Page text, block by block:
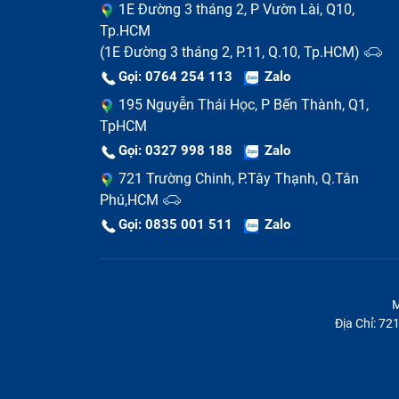
trong túi. Chúng tạo cảm giác gợn tay
Lớp kính bảo vệ bị bong tróc ở các góc:
Điều này làm mất khả năng bảo vệ của
Đây có
1E Đường 3 tháng 2, P Vườn Lài, Q10,
Tp.HCM
(1E Đường 3 tháng 2, P.11, Q.10, Tp.HCM)
Gọi: 0764 254 113 Zalo
195 Nguyễn Thái Học, P Bến Thành, Q1,
TpHCM
Gọi: 0327 998 188 Zalo
721 Trường Chinh, P.Tây Thạnh, Q.Tân
Phú,HCM
Gọi: 0835 001 511 Zalo
Địa Chỉ: